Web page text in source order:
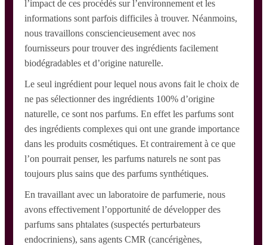
l’impact de ces procédés sur l’environnement et les
informations sont parfois difficiles à trouver. Néanmoins,
nous travaillons consciencieusement avec nos
fournisseurs pour trouver des ingrédients facilement
biodégradables et d’origine naturelle.
Le seul ingrédient pour lequel nous avons fait le choix de
ne pas sélectionner des ingrédients 100% d’origine
naturelle, ce sont nos parfums. En effet les parfums sont
des ingrédients complexes qui ont une grande importance
dans les produits cosmétiques. Et contrairement à ce que
l’on pourrait penser, les parfums naturels ne sont pas
toujours plus sains que des parfums synthétiques.
En travaillant avec un laboratoire de parfumerie, nous
avons effectivement l’opportunité de développer des
parfums sans phtalates (suspectés perturbateurs
endocriniens), sans agents CMR (cancérigènes,